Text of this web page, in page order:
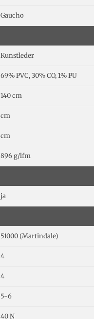
Gaucho
Kunstleder
69% PVC, 30% CO, 1% PU
140 cm
cm
cm
896 g/lfm
ja
51000 (Martindale)
4
4
5-6
40 N